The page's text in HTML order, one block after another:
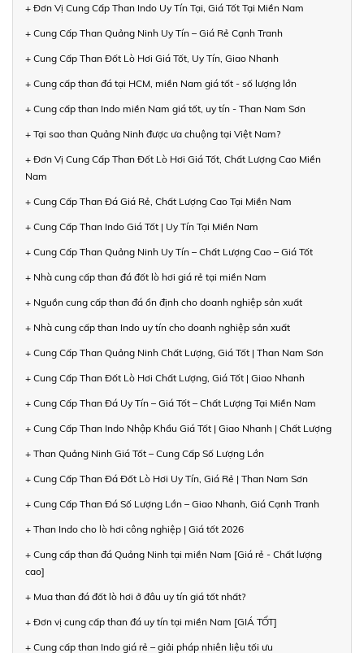
+ Đơn Vị Cung Cấp Than Indo Uy Tín Tại, Giá Tốt Tại Miền Nam
+ Cung Cấp Than Quảng Ninh Uy Tín – Giá Rẻ Cạnh Tranh
+ Cung Cấp Than Đốt Lò Hơi Giá Tốt, Uy Tín, Giao Nhanh
+ Cung cấp than đá tại HCM, miền Nam giá tốt - số lượng lớn
+ Cung cấp than Indo miền Nam giá tốt, uy tín - Than Nam Sơn
+ Tại sao than Quảng Ninh được ưa chuộng tại Việt Nam?
+ Đơn Vị Cung Cấp Than Đốt Lò Hơi Giá Tốt, Chất Lượng Cao Miền
Nam
+ Cung Cấp Than Đá Giá Rẻ, Chất Lượng Cao Tại Miền Nam
+ Cung Cấp Than Indo Giá Tốt | Uy Tín Tại Miền Nam
+ Cung Cấp Than Quảng Ninh Uy Tín – Chất Lượng Cao – Giá Tốt
+ Nhà cung cấp than đá đốt lò hơi giá rẻ tại miền Nam
+ Nguồn cung cấp than đá ổn định cho doanh nghiệp sản xuất
+ Nhà cung cấp than Indo uy tín cho doanh nghiệp sản xuất
+ Cung Cấp Than Quảng Ninh Chất Lượng, Giá Tốt | Than Nam Sơn
+ Cung Cấp Than Đốt Lò Hơi Chất Lượng, Giá Tốt | Giao Nhanh
+ Cung Cấp Than Đá Uy Tín – Giá Tốt – Chất Lượng Tại Miền Nam
+ Cung Cấp Than Indo Nhập Khẩu Giá Tốt | Giao Nhanh | Chất Lượng
+ Than Quảng Ninh Giá Tốt – Cung Cấp Số Lượng Lớn
+ Cung Cấp Than Đá Đốt Lò Hơi Uy Tín, Giá Rẻ | Than Nam Sơn
+ Cung Cấp Than Đá Số Lượng Lớn – Giao Nhanh, Giá Cạnh Tranh
+ Than Indo cho lò hơi công nghiệp | Giá tốt 2026
+ Cung cấp than đá Quảng Ninh tại miền Nam [Giá rẻ - Chất lượng
cao]
+ Mua than đá đốt lò hơi ở đâu uy tín giá tốt nhất?
+ Đơn vị cung cấp than đá uy tín tại miền Nam [GIÁ TỐT]
+ Cung cấp than Indo giá rẻ – giải pháp nhiên liệu tối ưu